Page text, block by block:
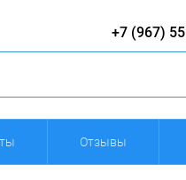
+7 (967)
Отзывы